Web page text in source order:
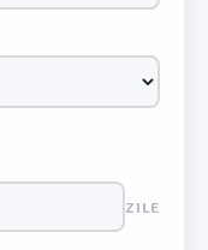
ZILE